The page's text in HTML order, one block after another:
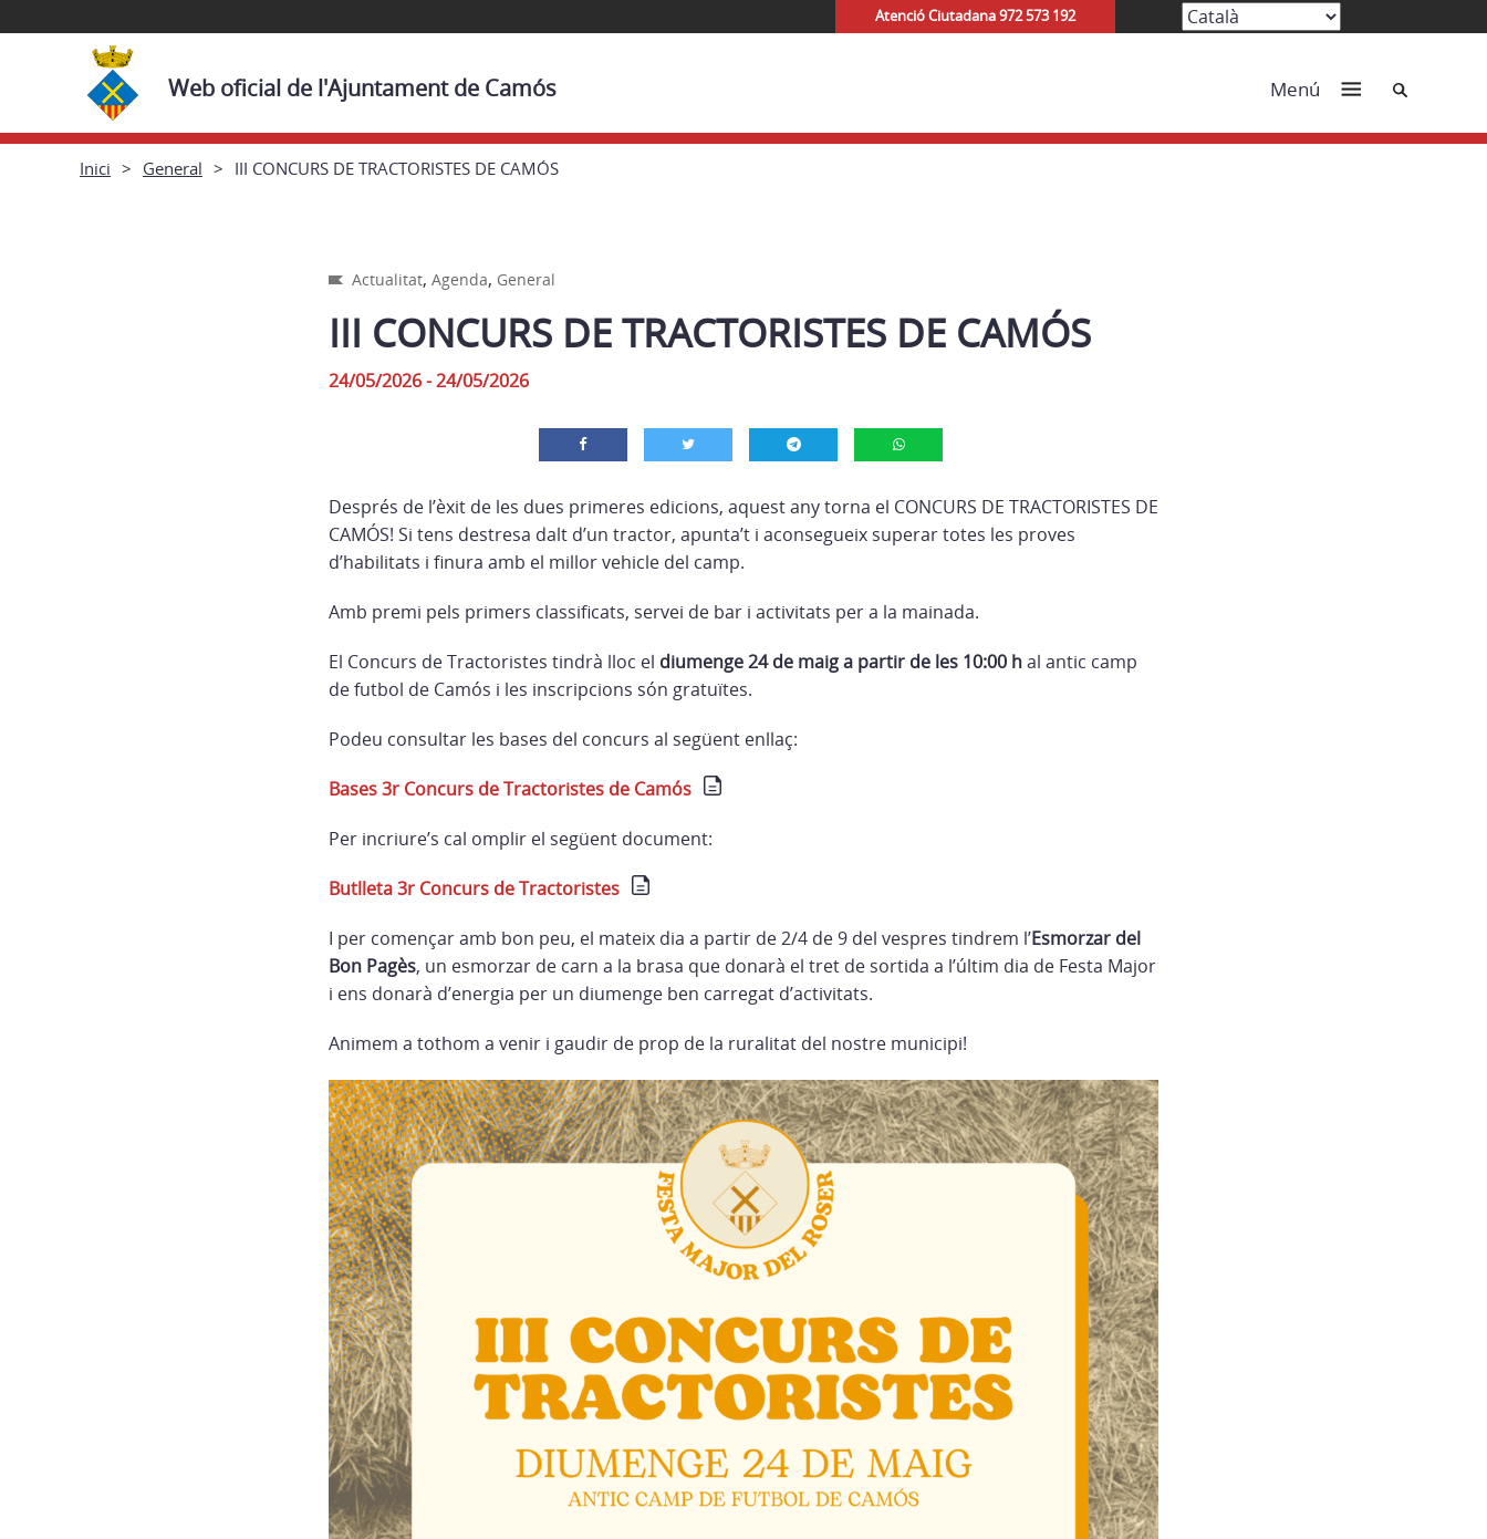
Atenció Ciutadana 972 573 192
Web oficial de l'Ajuntament de Camós Menú Cerca
Inici General III CONCURS DE TRACTORISTES DE CAMÓS
Actualitat, Agenda, General
III CONCURS DE TRACTORISTES DE CAMÓS
24/05/2026 - 24/05/2026
Després de l’èxit de les dues primeres edicions, aquest any torna el CONCURS DE TRACTORISTES DE
CAMÓS! Si tens destresa dalt d’un tractor, apunta’t i aconsegueix superar totes les proves
d’habilitats i finura amb el millor vehicle del camp.
Amb premi pels primers classificats, servei de bar i activitats per a la mainada.
El Concurs de Tractoristes tindrà lloc el diumenge 24 de maig a partir de les 10:00 hal antic camp
de futbol de Camós i les inscripcions són gratuïtes.
Podeu consultar les bases del concurs al següent enllaç:
Bases 3r Concurs de Tractoristes de Camós
Per incriure’s cal omplir el següent document:
Butlleta 3r Concurs de Tractoristes
I per començar amb bon peu, el mateix dia a partir de 2/4 de 9 del vespres tindrem l’Esmorzar del
Bon Pagès, un esmorzar de carn a la brasa que donarà el tret de sortida a l’últim dia de Festa Major
i ens donarà d’energia per un diumenge ben carregat d’activitats.
Animem a tothom a venir i gaudir de prop de la ruralitat del nostre municipi!